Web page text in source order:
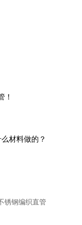
！
材料做的？
锈钢编织直管